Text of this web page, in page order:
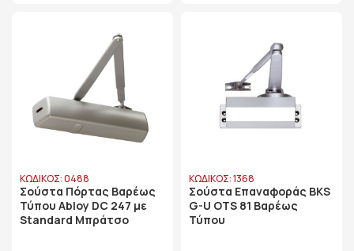
ΚΩΔΙΚΟΣ: 0488
Σούστα Πόρτας Βαρέως
Τύπου Abloy DC 247 με
Standard Μπράτσο
ΚΩΔΙΚΟΣ: 1368
Σούστα Επαναφοράς BKS
G-U OTS 81 Βαρέως
Τύπου